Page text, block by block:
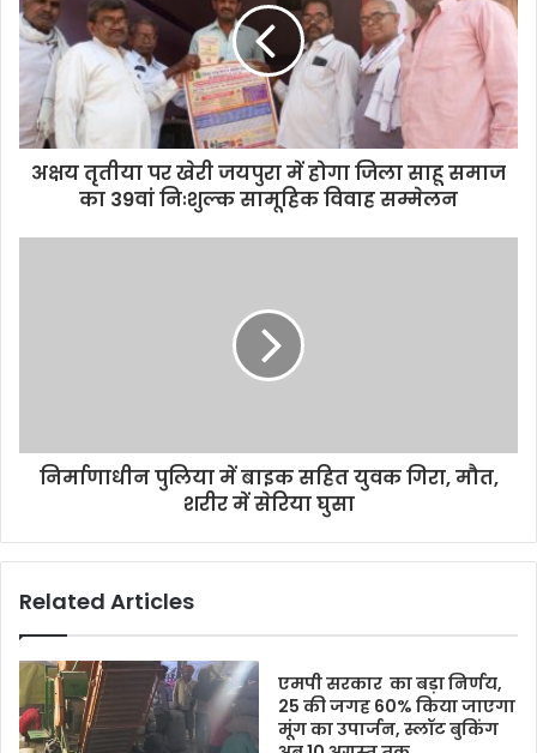
अक्षय तृतीया पर खेरी जयपुरा में होगा जिला साहू समाज
का 39वां निःशुल्क सामूहिक विवाह सम्मेलन
निर्माणाधीन पुलिया में बाइक सहित युवक गिरा, मौत,
शरीर में सेरिया घुसा
Related Articles
एमपी सरकार का बड़ा निर्णय,
25 की जगह 60% किया जाएगा
मूंग का उपार्जन, स्लॉट बुकिंग